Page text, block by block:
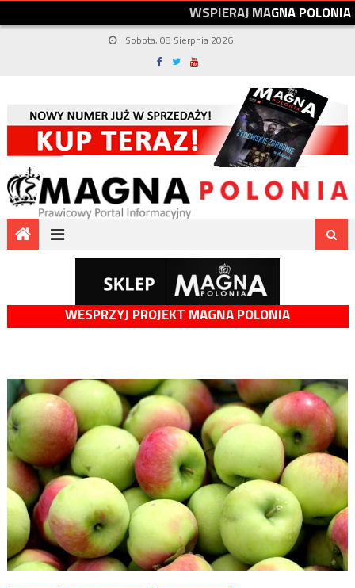
WSPIERAJMAGNAPOLONIA
Sobota, 08 Sierpnia 2026
WESPRZYJ PROJEKT MAGNA POLONIA